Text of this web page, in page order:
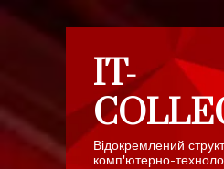
contentIT-
Відокремлений
комп'ютерно-